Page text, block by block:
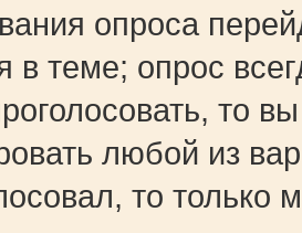
опроса
в теме; опрос
то
любой из
то только